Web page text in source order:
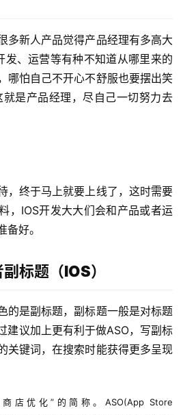
多新人产品觉得产品经理有多高大
发、运营等有种不知道从哪里来的
哪怕自己不开心不舒服也要摆出笑
就是产品经理，尽自己一切努力去
，终于马上就要上线了，这时需要
，IOS开发大大们会和产品或者运
好。
标题（IOS）
的是副标题，副标题一般是对标题
建议加上更有利于做ASO，写副标
关键词，在搜索时能获得更多呈现
店优化”的简称。ASO(App Store